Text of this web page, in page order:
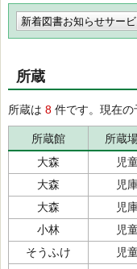
新着図書お知らせサービ
所蔵
所蔵は 8 件です。現在の
所蔵館 所蔵
大森
児
大森
児
大森
児
小林
児
そうふけ
児